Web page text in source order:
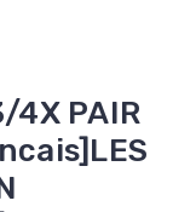
4X PAIR